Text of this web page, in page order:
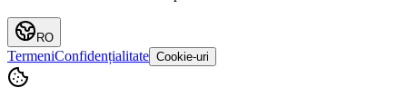
RO
TermeniConfidențialitate Cookie-uri